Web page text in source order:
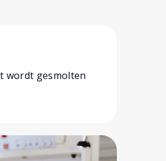
wordt gesmolten